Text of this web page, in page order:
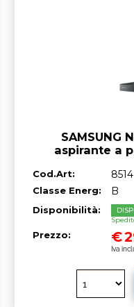
SAMSUNG
aspirante a
Cod.Art: 8514
Classe Energ: B
Disponibilità:
Prezzo: €
Iva